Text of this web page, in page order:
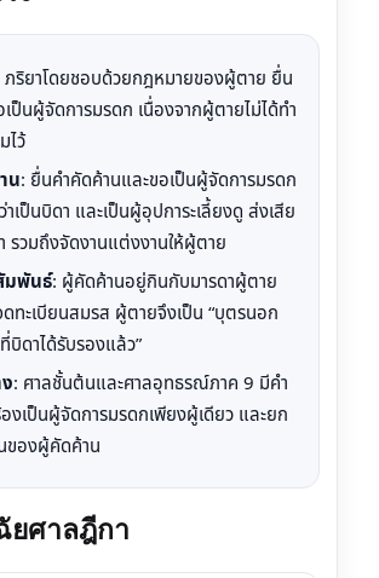
ภริยาโดยชอบด้วยกฎหมายของผู้ตาย ยื่น
เป็นผู้จัดการมรดก เนื่องจากผู้ตายไม่ได้ทำ
ไว้
น: ยื่นคำคัดค้านและขอเป็นผู้จัดการมรดก
าเป็นบิดา และเป็นผู้อุปการะเลี้ยงดู ส่งเสีย
รวมถึงจัดงานแต่งงานให้ผู้ตาย
มพันธ์: ผู้คัดค้านอยู่กินกับมารดาผู้ตาย
ดทะเบียนสมรส ผู้ตายจึงเป็น “บุตรนอก
บิดาได้รับรองแล้ว”
: ศาลชั้นต้นและศาลอุทธรณ์ภาค 9 มีคำ
งเป็นผู้จัดการมรดกเพียงผู้เดียว และยก
ของผู้คัดค้าน
ยศาลฎีกา